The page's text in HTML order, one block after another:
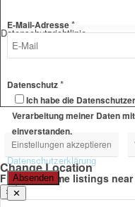
Datenschutzrichtlinie
Einstellungen akzeptieren
E-Mail-Adresse*
Datenschutz*
Ich habe die
Verarbeitung meiner Daten
einverstanden.
Datenschutzerklärung
Absenden
✕
Change Location
Find awesome listings
×